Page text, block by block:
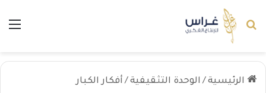
بحث عن
الرئيسية / الوحدة التثقيفية / أفكار الكبار